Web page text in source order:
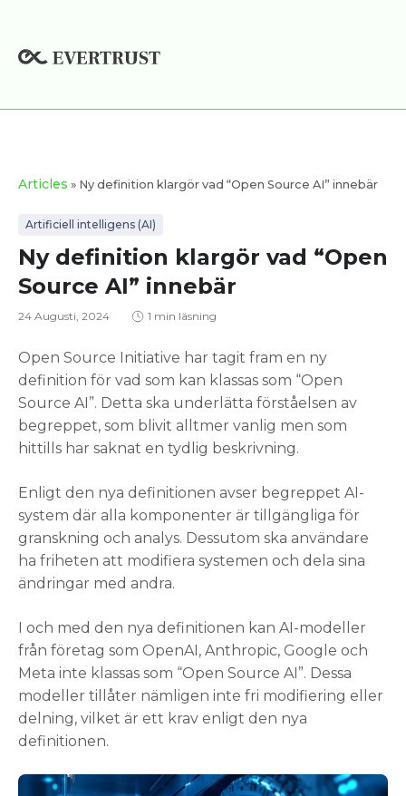
innehåll
Articles » Ny definition klargör vad “Open Source AI” innebär
Artificiell intelligens (AI)
Ny definition klargör vad “Open
Source AI” innebär
24 Augusti, 2024 1 min läsning
Open Source Initiative har tagit fram en ny
definition för vad som kan klassas som “Open
Source AI”. Detta ska underlätta förståelsen av
begreppet, som blivit alltmer vanlig men som
hittills har saknat en tydlig beskrivning.
Enligt den nya definitionen avser begreppet AI-
system där alla komponenter är tillgängliga för
granskning och analys. Dessutom ska användare
ha friheten att modifiera systemen och dela sina
ändringar med andra.
I och med den nya definitionen kan AI-modeller
från företag som OpenAI, Anthropic, Google och
Meta inte klassas som “Open Source AI”. Dessa
modeller tillåter nämligen inte fri modifiering eller
delning, vilket är ett krav enligt den nya
definitionen.